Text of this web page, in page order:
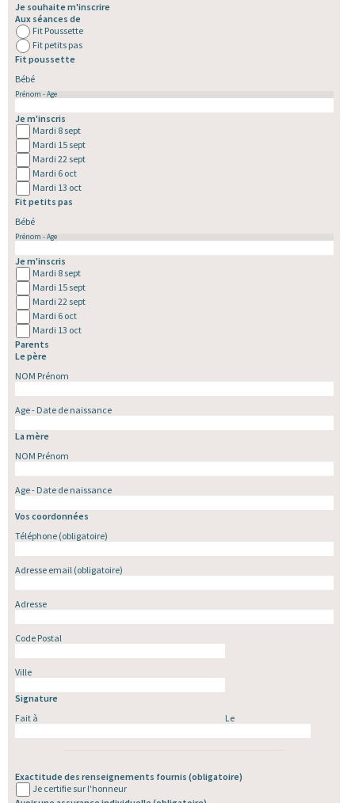
Je souhaite m'inscrire
Aux séances de
Fit Poussette
Fit petits pas
Fit poussette
Bébé
Prénom - Age
Je m'inscris
Mardi 8 sept
Mardi 15 sept
Mardi 22 sept
Mardi 6 oct
Mardi 13 oct
Fit petits pas
Bébé
Prénom - Age
Je m'inscris
Mardi 8 sept
Mardi 15 sept
Mardi 22 sept
Mardi 6 oct
Mardi 13 oct
Parents
Le père
NOM Prénom
Age - Date de naissance
La mère
NOM Prénom
Age - Date de naissance
Vos coordonnées
Téléphone(obligatoire)
Adresse email(obligatoire)
Adresse
Code Postal
Ville
Signature
Fait à
Le
Exactitude des renseignements fournis (obligatoire)
Je certifie sur l'honneur